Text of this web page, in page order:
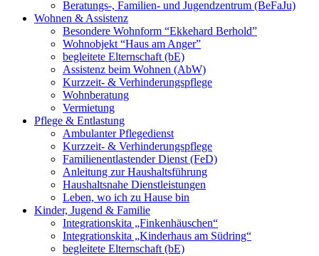
Beratungs-, Familien- und Jugendzentrum (BeFaJu)
Wohnen & Assistenz
Besondere Wohnform “Ekkehard Berhold”
Wohnobjekt “Haus am Anger”
begleitete Elternschaft (bE)
Assistenz beim Wohnen (AbW)
Kurzzeit- & Verhinderungspflege
Wohnberatung
Vermietung
Pflege & Entlastung
Ambulanter Pflegedienst
Kurzzeit- & Verhinderungspflege
Familienentlastender Dienst (FeD)
Anleitung zur Haushaltsführung
Haushaltsnahe Dienstleistungen
Leben, wo ich zu Hause bin
Kinder, Jugend & Familie
Integrationskita „Finkenhäuschen“
Integrationskita „Kinderhaus am Südring“
begleitete Elternschaft (bE)